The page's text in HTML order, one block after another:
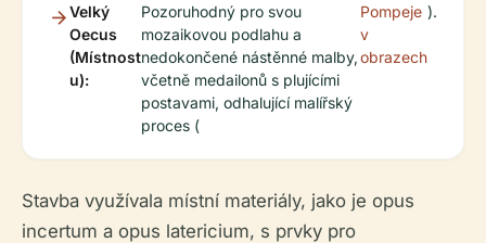
Velký
Oecus
(Místnost
u):
Pozoruhodný pro svou
mozaikovou podlahu a
nedokončené nástěnné malby,
včetně medailonů s plujícími
postavami, odhalující malířský
proces (
Pompeje
v
obrazech
).
Stavba využívala místní materiály, jako je opus
incertum a opus latericium, s prvky pro